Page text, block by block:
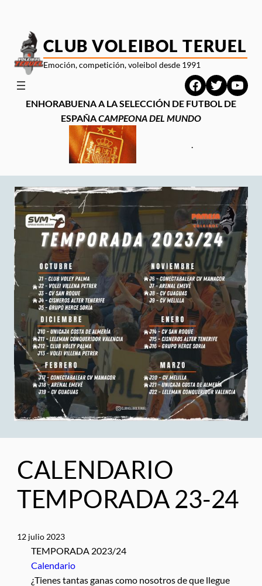
contenido CLUB VOLEIBOL TERUEL
Emoción, competición, voleibol desde 1991
Facebook
Twitter
ENHORABUENA A LA SELECCIÓN DE FUTBOL DE
ESPAÑACAMPEONA DEL MUNDO
.
CALENDARIO
TEMPORADA 23-24
12 julio 2023
TEMPORADA 2023/24
Calendario
¿Tienes tantas ganas como nosotros de que llegue